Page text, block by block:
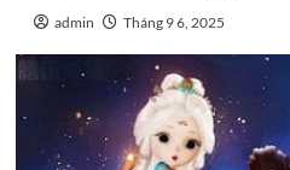
admin Tháng 9 6, 2025